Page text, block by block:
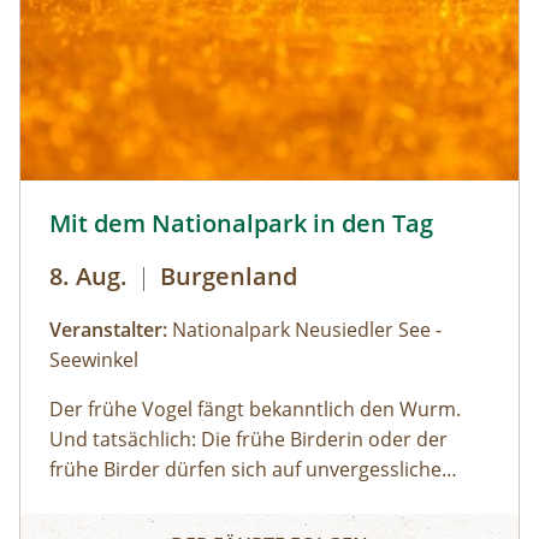
Mit dem Nationalpark in den Tag
8. Aug. | Burgenland
Veranstalter: Nationalpark Neusiedler See -
Seewinkel
Der frühe Vogel fängt bekanntlich den Wurm.
Und tatsächlich: Die frühe Birderin oder der
frühe Birder dürfen sich auf unvergessliche
am Tag am aktivsten sind und sich später, wenn
Mit dem Nationalpark in den Tag